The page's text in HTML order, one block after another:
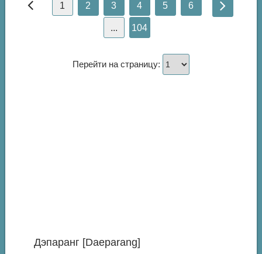
1 2 3 4 5 6
... 104
Перейти на страницу:
Дэпаранг [Daeparang]